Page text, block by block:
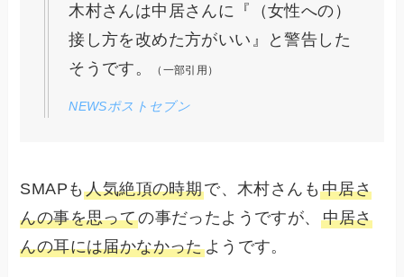
木村さんは中居さんに『（女性への）
接し方を改めた方がいい』と警告した
そうです。
（一部引用）
NEWSポストセブン
SMAPも人気絶頂の時期で、木村さんも中居さ
んの事を思っての事だったようですが、 中居さ
んの耳には届かなかったようです。